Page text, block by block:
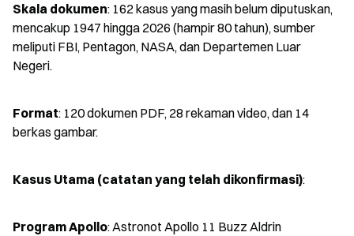
Skala dokumen: 162 kasus yang masih belum diputuskan,
mencakup 1947 hingga 2026 (hampir 80 tahun), sumber
meliputi FBI, Pentagon, NASA, dan Departemen Luar
Negeri.
Format: 120 dokumen PDF, 28 rekaman video, dan 14
berkas gambar.
Kasus Utama (catatan yang telah dikonfirmasi):
Program Apollo: Astronot Apollo 11 Buzz Aldrin